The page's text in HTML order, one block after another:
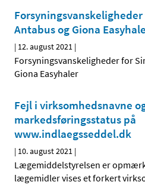
Antabus og Giona
| 12. august 2021 |
Forsyningsvanskeligheder for
Giona Easyhaler
Fejl i virksomhedsnavne
markedsføringsstatus på
www.indlaegsseddel.dk
| 10. august 2021 |
Lægemiddelstyrelsen er
lægemidler vises et forkert